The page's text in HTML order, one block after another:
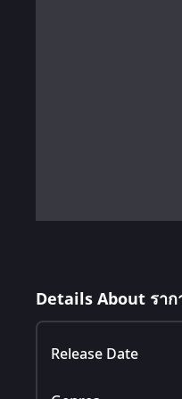
Details About รา
Release Date